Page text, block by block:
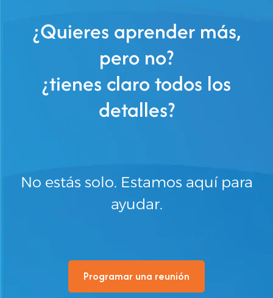
¿Quieres aprender más,
pero no?
¿tienes claro todos los
detalles?
No estás solo. Estamos aquí para
ayudar.
Programar una reunión